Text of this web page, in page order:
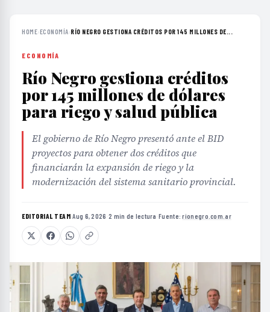
HOME›ECONOMÍA›RÍO NEGRO GESTIONA CRÉDITOS POR 145 MILLONES DE...
ECONOMÍA
Río Negro gestiona créditos
por 145 millones de dólares
para riego y salud pública
El gobierno de Río Negro presentó ante el BID
proyectos para obtener dos créditos que
financiarán la expansión de riego y la
modernización del sistema sanitario provincial.
EDITORIAL TEAM·Aug 6, 2026 ·2 min de lectura ·Fuente:rionegro.com.ar